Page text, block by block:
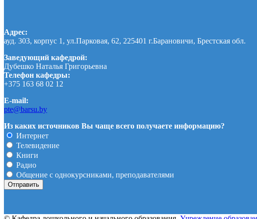
Адрес:
ауд. 303, корпус 1, ул.Парковая, 62, 225401 г.Барановичи, Брестская обл.
Заведующий кафедрой:
Дубешко Наталья Григорьевна
Телефон кафедры:
+375 163 68 02 12
E-mail:
pte@barsu.by
Из каких источников Вы чаще всего получаете информацию?
Интернет
Телевидение
Книги
Радио
Общение с однокурсниками, преподавателями